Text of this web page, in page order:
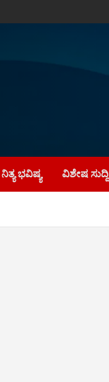
ನಿತ್ಯ ಭವಿಷ್ಯ ವಿಶೇಷ ಸುದ್ದಿ